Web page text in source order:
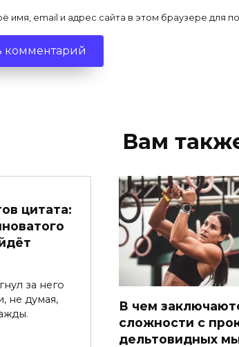
имя, email и адрес сайта в этом браузере для
Вам
цитата:
за него
не думая,
В чем
сложности с
дельтовидных